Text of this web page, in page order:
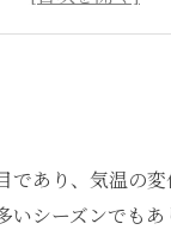
であり、気温の
いシーズンでもあ